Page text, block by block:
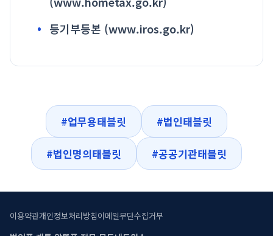
등기부등본 (www.iros.go.kr)
#업무용태블릿 #법인태블릿
#법인명의태블릿 #공공기관태블릿
이용약관개인정보처리방침이메일무단수집거부